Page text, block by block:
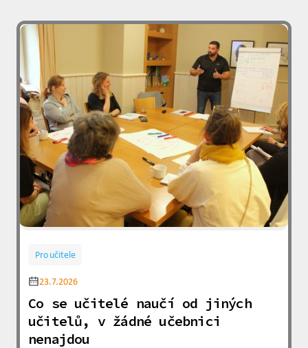
Pro učitele
23.7.2026
Co se učitelé naučí od jiných
učitelů, v žádné učebnici
nenajdou